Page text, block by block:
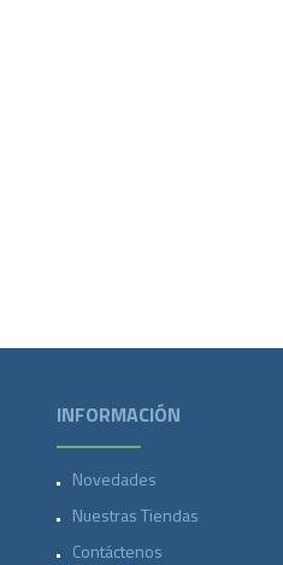
INFORMACIÓN
Novedades
Nuestras Tiendas
Contáctenos